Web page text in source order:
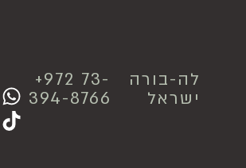
לה-בורה
ישראל
⁦+972 73-
394-8766